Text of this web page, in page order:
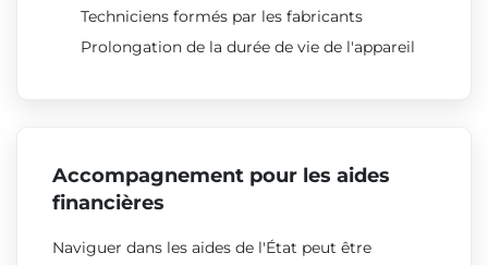
Techniciens formés par les fabricants
Prolongation de la durée de vie de l'appareil
Accompagnement pour les aides
financières
Naviguer dans les aides de l'État peut être